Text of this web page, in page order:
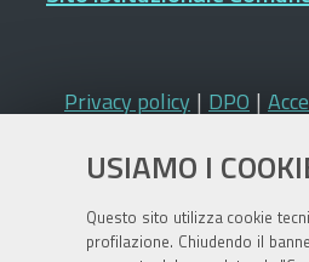
USIAMO I
Questo sito utilizza cookie
profilazione. Chiudendo il
Privacy policy | DPO |